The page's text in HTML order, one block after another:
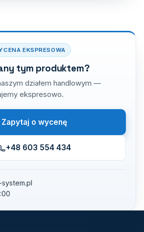
EKSPRESOWA
tym produktem?
działem handlowym —
ekspresowo.
Zapytaj o wycenę
+48 603 554 434